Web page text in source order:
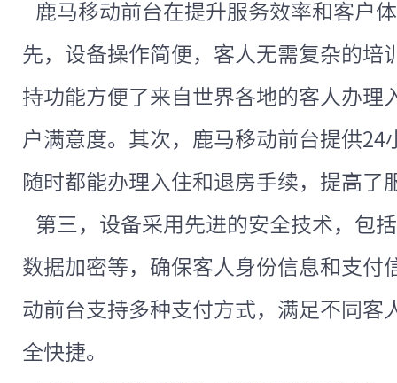
鹿马移动前台在提升服务效率和客户
先，设备操作简便，客人无需复杂的培
持功能方便了来自世界各地的客人办理
户满意度。其次，鹿马移动前台提供24
随时都能办理入住和退房手续，提高了
第三，设备采用先进的安全技术，包
数据加密等，确保客人身份信息和支付
动前台支持多种支付方式，满足不同客
全快捷。